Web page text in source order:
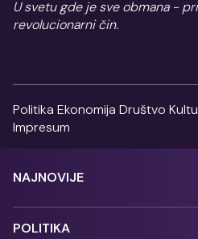
U svetu gde je sve obmana -
revolucionarni čin.
Politika Ekonomija Društvo
Impresum
NAJNOVIJE
POLITIKA